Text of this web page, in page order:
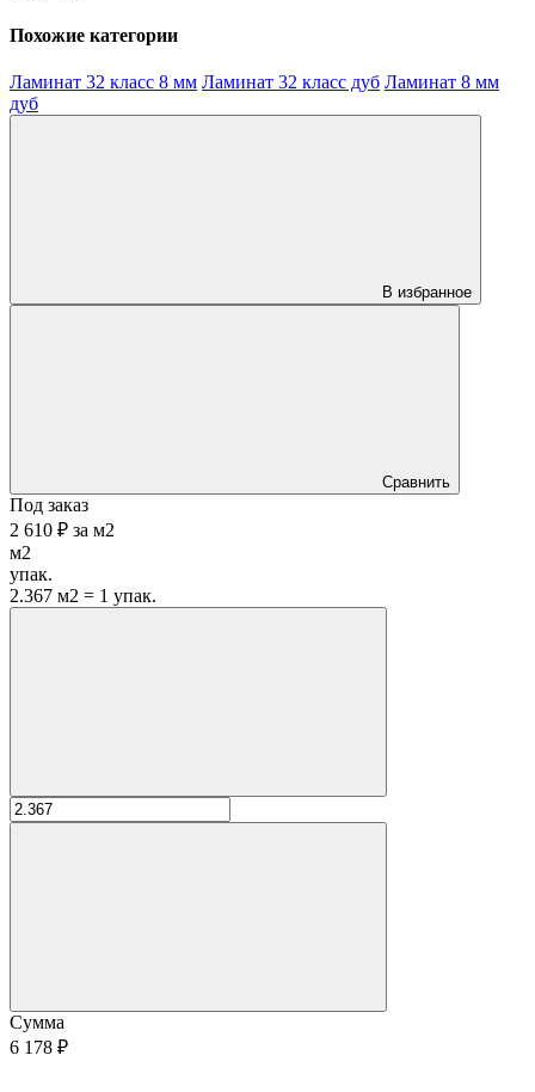
Похожие категории
Ламинат 32 класс 8 мм Ламинат 32 класс дуб Ламинат 8 мм
дуб
В избранное
Сравнить
Под заказ
2 610 ₽ за м2
м2
упак.
2.367 м2 = 1 упак.
Сумма
6 178 ₽